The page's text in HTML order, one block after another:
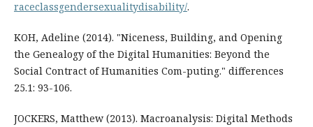
raceclassgendersexualitydisability/.
KOH, Adeline (2014). "Niceness, Building, and Opening
the Genealogy of the Digital Humanities: Beyond the
Social Contract of Humanities Com-puting." differences
25.1: 93-106.
JOCKERS, Matthew (2013). Macroanalysis: Digital Methods